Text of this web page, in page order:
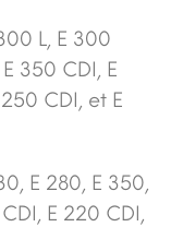
L, E 300
350 CDI, E
CDI, et E
E 280, E 350,
E 220 CDI,